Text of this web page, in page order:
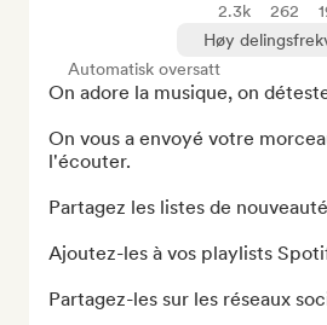
2.3k 262
Høy
Automatisk oversatt
On adore la musique, on
On vous a envoyé votre
l'écouter.
Partagez les listes de
Ajoutez-les à vos playlists
Partagez-les sur les réseaux